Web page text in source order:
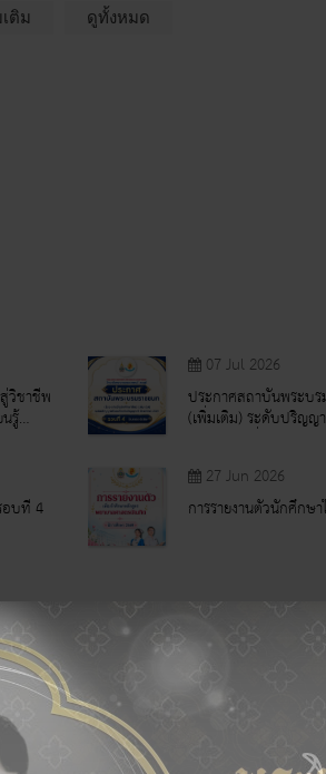
ติม ดูทั้งหมด
วิชาชีพ
รู้
07 Jul 2026
ประกาศสถาบันพระบร
(เพิ่มเติม) ระดับปริญญ
อบที่ 4
27 Jun 2026
การรายงานตัวนักศึกษ
มยินดีกับนักศึกษาในโอกาสได้โล่รางวัลชมเ